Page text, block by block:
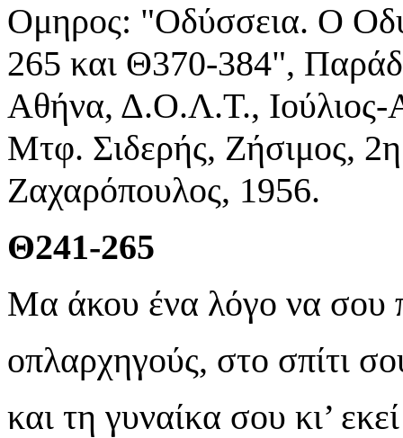
Ομηρος: "Οδύσσεια. Ο
265 και Θ370-384",
Αθήνα, Δ.Ο.Λ.Τ., Ιούλιος-
Μτφ. Σιδερής, Ζήσιμος,
Ζαχαρόπουλος, 1956.
Θ241-265
Μα άκου ένα λόγο να σου
οπλαρχηγούς, στο σπίτι
και τη γυναίκα σου κι’